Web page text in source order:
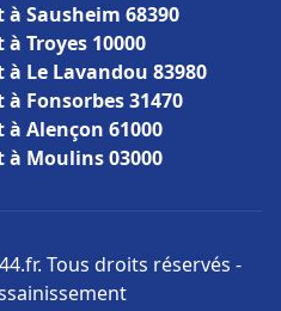
Sausheim 68390
Troyes 10000
Le Lavandou 83980
Fonsorbes 31470
Alençon 61000
Moulins 03000
Tous droits réservés -